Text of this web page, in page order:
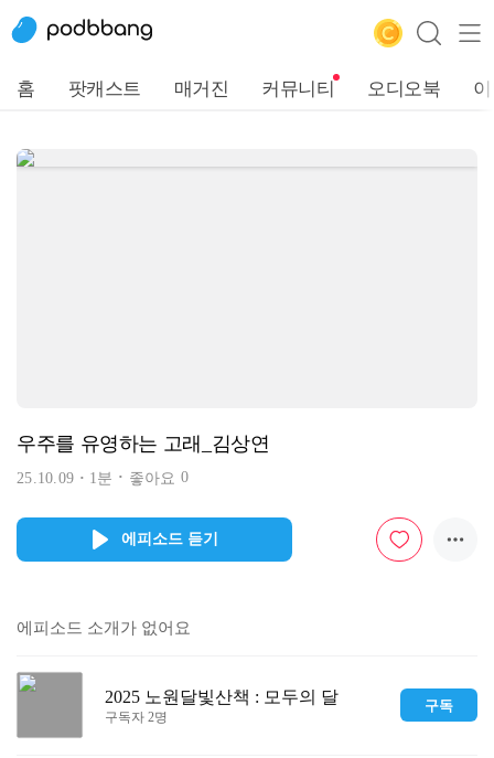
홈 팟캐스트 매거진 커뮤니티 오디오북
우주를 유영하는 고래_김상연
25.10.09 1분 좋아요 0
에피소드 듣기
에피소드 소개가 없어요
2025 노원달빛산책 : 모두의 달
구독자 2명
구독